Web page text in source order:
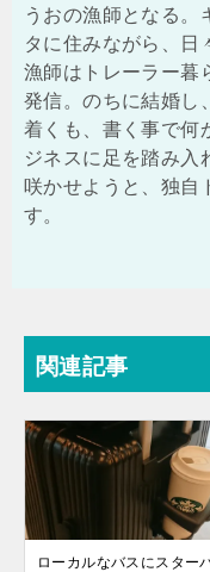
うおの漁師となる。
タに住みながら、日
漁師はトレーラー暮
発信。のちに結婚し
着くも、書く事で何
ジネスに足を踏み入
咲かせようと、独自
す。
関連記事
ローカルなバスにスター